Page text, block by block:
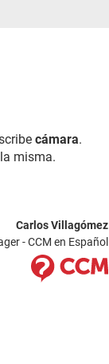
cámara.
misma.
Carlos Villagómez
- CCM en Español